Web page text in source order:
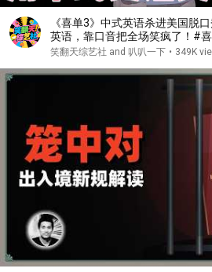
《喜单3》中式英语杀进美国脱
英语，靠口音把全场笑疯了！#
秀 #搞笑 #喜剧 #funny #综艺
笑翻天综艺社 and 叭叭一下 • 349K